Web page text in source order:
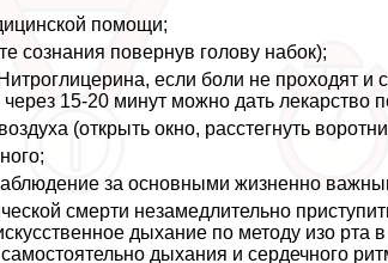
помощи;
сознания повернув голову набок);
если боли не проходят и
15-20 минут можно дать лекарство
(открыть окно, расстегнуть
за основными жизненно
cмepти незамедлительно
дыхание по методу изо рта
дыхания и сердечного